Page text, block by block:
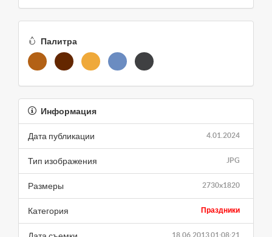
Палитра
Информация
4.01.2024
Дата публикации
JPG
Тип изображения
2730x1820
Размеры
Праздники
Категория
18.06.2013 01:08:21